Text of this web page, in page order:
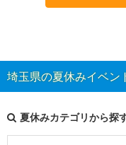
埼玉県の夏休みイベン
夏休みカテゴリから探